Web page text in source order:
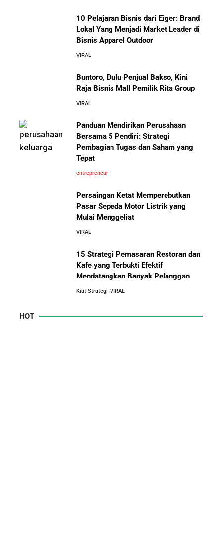
10 Pelajaran Bisnis dari Eiger: Brand
Lokal Yang Menjadi Market Leader di
Bisnis Apparel Outdoor
VIRAL
Buntoro, Dulu Penjual Bakso, Kini
Raja Bisnis Mall Pemilik Rita Group
VIRAL
Panduan Mendirikan Perusahaan
Bersama 5 Pendiri: Strategi
Pembagian Tugas dan Saham yang
Tepat
entrepreneur
Persaingan Ketat Memperebutkan
Pasar Sepeda Motor Listrik yang
Mulai Menggeliat
VIRAL
15 Strategi Pemasaran Restoran dan
Kafe yang Terbukti Efektif
Mendatangkan Banyak Pelanggan
Kiat Strategi VIRAL
HOT